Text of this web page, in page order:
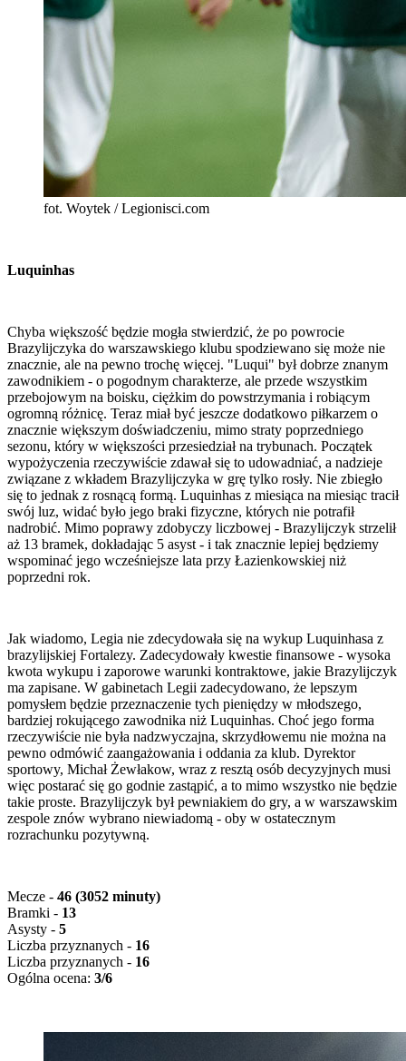
fot. Woytek / Legionisci.com
Luquinhas
Chyba większość będzie mogła stwierdzić, że po powrocie
Brazylijczyka do warszawskiego klubu spodziewano się może nie
znacznie, ale na pewno trochę więcej. "Luqui" był dobrze znanym
zawodnikiem - o pogodnym charakterze, ale przede wszystkim
przebojowym na boisku, ciężkim do powstrzymania i robiącym
ogromną różnicę. Teraz miał być jeszcze dodatkowo piłkarzem o
znacznie większym doświadczeniu, mimo straty poprzedniego
sezonu, który w większości przesiedział na trybunach. Początek
wypożyczenia rzeczywiście zdawał się to udowadniać, a nadzieje
związane z wkładem Brazylijczyka w grę tylko rosły. Nie zbiegło
się to jednak z rosnącą formą. Luquinhas z miesiąca na miesiąc tracił
swój luz, widać było jego braki fizyczne, których nie potrafił
nadrobić. Mimo poprawy zdobyczy liczbowej - Brazylijczyk strzelił
aż 13 bramek, dokładając 5 asyst - i tak znacznie lepiej będziemy
wspominać jego wcześniejsze lata przy Łazienkowskiej niż
poprzedni rok.
Jak wiadomo, Legia nie zdecydowała się na wykup Luquinhasa z
brazylijskiej Fortalezy. Zadecydowały kwestie finansowe - wysoka
kwota wykupu i zaporowe warunki kontraktowe, jakie Brazylijczyk
ma zapisane. W gabinetach Legii zadecydowano, że lepszym
pomysłem będzie przeznaczenie tych pieniędzy w młodszego,
bardziej rokującego zawodnika niż Luquinhas. Choć jego forma
rzeczywiście nie była nadzwyczajna, skrzydłowemu nie można na
pewno odmówić zaangażowania i oddania za klub. Dyrektor
sportowy, Michał Żewłakow, wraz z resztą osób decyzyjnych musi
więc postarać się go godnie zastąpić, a to mimo wszystko nie będzie
takie proste. Brazylijczyk był pewniakiem do gry, a w warszawskim
zespole znów wybrano niewiadomą - oby w ostatecznym
rozrachunku pozytywną.
Mecze - 46 (3052 minuty)
Bramki - 13
Asysty - 5
Liczba przyznanych - 16
Liczba przyznanych - 16
Ogólna ocena: 3/6